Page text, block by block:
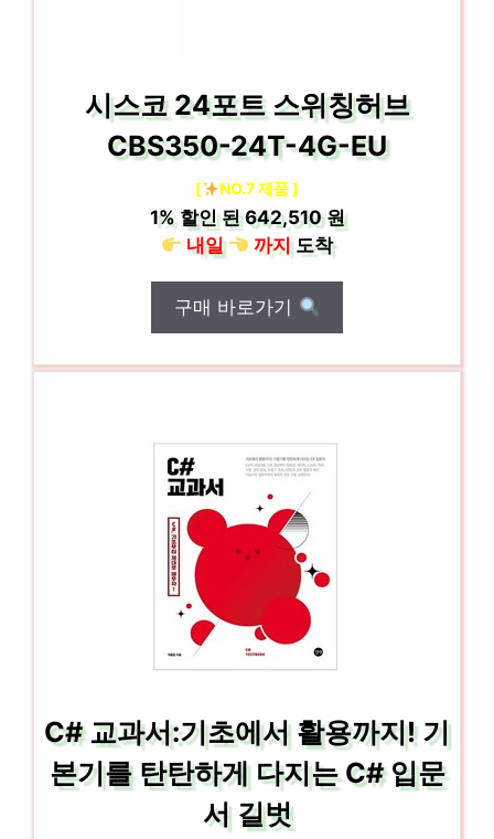
시스코 24포트 스위칭허브
CBS350-24T-4G-EU
[ NO.7 제품 ]
1%할인 된642,510 원
내일
까지도착
구매 바로가기
C# 교과서:기초에서 활용까지! 기
본기를 탄탄하게 다지는 C# 입문
서 길벗